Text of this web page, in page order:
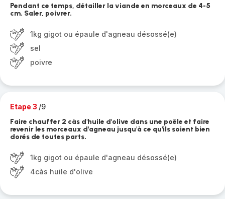
Pendant ce temps, détailler la viande en morceaux de 4-5
cm. Saler, poivrer.
1kg gigot ou épaule d'agneau désossé(e)
sel
poivre
Etape 3 /9
Faire chauffer 2 càs d'huile d'olive dans une poêle et faire
revenir les morceaux d'agneau jusqu'à ce qu'ils soient bien
dorés de toutes parts.
1kg gigot ou épaule d'agneau désossé(e)
4càs huile d'olive